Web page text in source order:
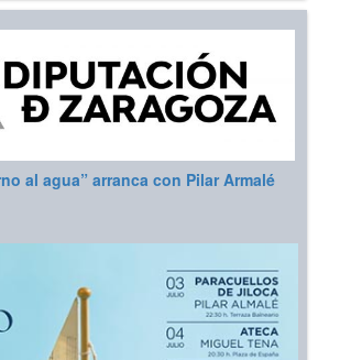
al agua” arranca con Pilar Armalé